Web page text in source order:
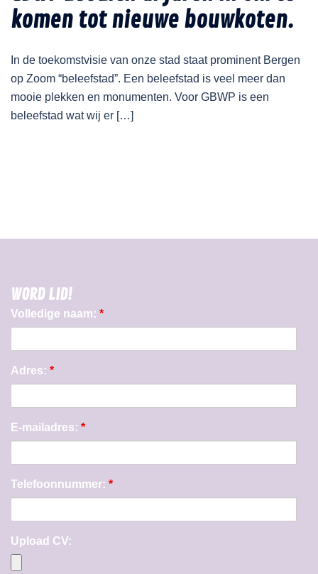
komen tot nieuwe bouwkoten.
In de toekomstvisie van onze stad staat prominent Bergen
op Zoom “beleefstad”. Een beleefstad is veel meer dan
mooie plekken en monumenten. Voor GBWP is een
beleefstad wat wij er […]
WORD LID!
Volledige naam: *
Adres: *
E-mailadres: *
Telefoonnummer: *
Upload CV: